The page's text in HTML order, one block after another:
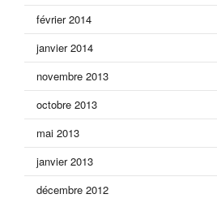
février 2014
janvier 2014
novembre 2013
octobre 2013
mai 2013
janvier 2013
décembre 2012